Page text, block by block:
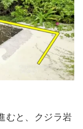
むと、クジラ岩